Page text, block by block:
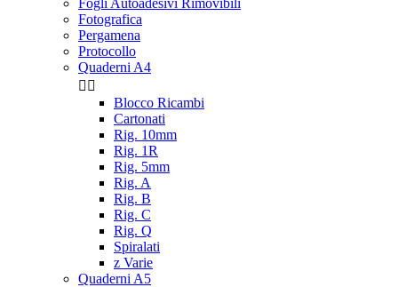
Fogli Autoadesivi Rimovibili
Fotografica
Pergamena
Protocollo
Quaderni A4
 
Blocco Ricambi
Cartonati
Rig. 10mm
Rig. 1R
Rig. 5mm
Rig. A
Rig. B
Rig. C
Rig. Q
Spiralati
z Varie
Quaderni A5